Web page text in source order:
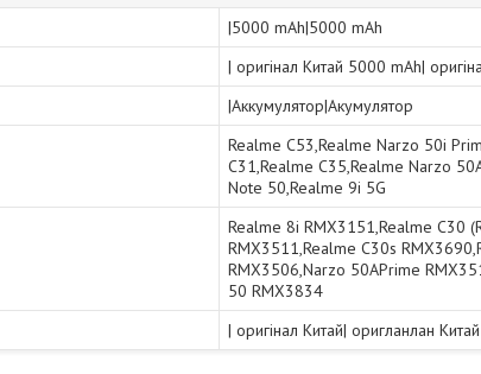
|5000 mAh|5000 mAh
| оригінал Китай 5000 mAh|
|Аккумулятор|Акумулятор
Realme C53,Realme Narzo 50i
C31,Realme C35,Realme Narzo
Note 50,Realme 9i 5G
Realme 8i RMX3151,Realme C30
RMX3511,Realme C30s
RMX3506,Narzo 50APrime
50 RMX3834
| оригінал Китай| оригланлан Китай